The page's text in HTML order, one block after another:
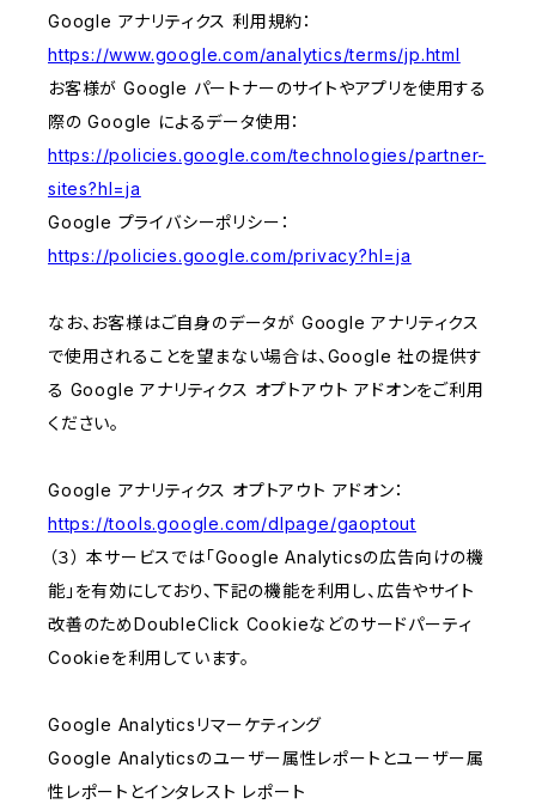
Google アナリティクス 利用規約：
https://www.google.com/analytics/terms/jp.html
お客様が Google パートナーのサイトやアプリを使用する
際の Google によるデータ使用：
https://policies.google.com/technologies/partner-
sites?hl=ja
Google プライバシーポリシー：
https://policies.google.com/privacy?hl=ja
なお、お客様はご自身のデータが Google アナリティクス
で使用されることを望まない場合は、Google 社の提供す
る Google アナリティクス オプトアウト アドオンをご利用
ください。
Google アナリティクス オプトアウト アドオン：
https://tools.google.com/dlpage/gaoptout
（３） 本サービスでは「Google Analyticsの広告向けの機
能」を有効にしており、下記の機能を利用し、広告やサイト
改善のためDoubleClick Cookieなどのサードパーティ
Cookieを利用しています。
Google Analyticsリマーケティング
Google Analyticsのユーザー属性レポートとユーザー属
性レポートとインタレスト レポート